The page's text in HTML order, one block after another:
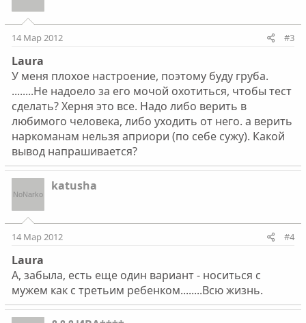
14 Мар 2012 #3
Laura
У меня плохое настроение, поэтому буду груба.
........Не надоело за его мочой охотиться, чтобы тест
сделать? Херня это все. Надо либо верить в
любимого человека, либо уходить от него. а верить
наркоманам нельзя априори (по себе сужу). Какой
вывод напрашивается?
katusha
14 Мар 2012 #4
Laura
А, забыла, есть еще один вариант - носиться с
мужем как с третьим ребенком........Всю жизнь.